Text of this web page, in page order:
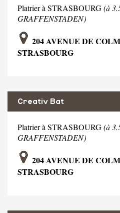
Platrier à STRASBOURG(à
GRAFFENSTADEN)
204 AVENUE DE
STRASBOURG
Creativ Bat
Platrier à STRASBOURG(à
GRAFFENSTADEN)
204 AVENUE DE
STRASBOURG